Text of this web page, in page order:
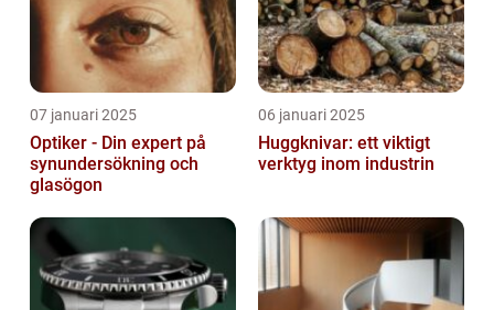
07 januari 2025
Optiker - Din expert på
synundersökning och
glasögon
06 januari 2025
Huggknivar: ett viktigt
verktyg inom industrin